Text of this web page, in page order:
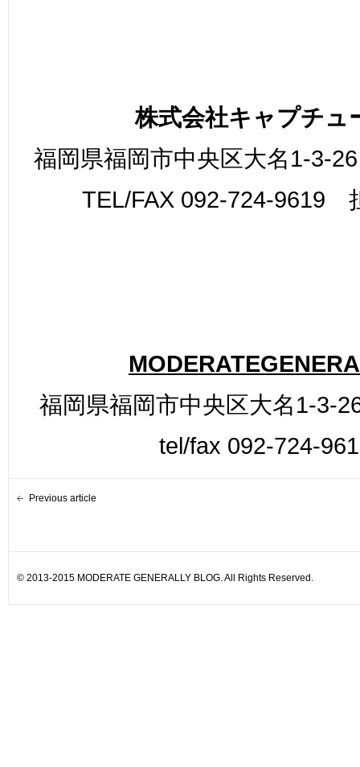
株式会社キャプチュ
福岡県福岡市中央区大名1-3-
TEL/FAX 092-724-9619
福岡県福岡市中央区大名1-3-
tel/fax 092-724-
Previous article
© 2013-2015 MODERATE GENERALLY BLOG. All Rights Reserved.